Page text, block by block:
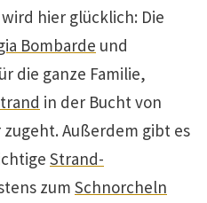
hier glücklich: Die
Bombarde und
die ganze Familie,
in der Bucht von
Außerdem gibt es
Strand-
zum Schnorcheln